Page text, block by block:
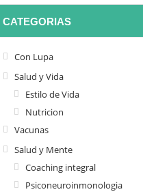
CATEGORIAS
Con Lupa
Salud y Vida
Estilo de Vida
Nutricion
Vacunas
Salud y Mente
Coaching integral
Psiconeuroinmonologia